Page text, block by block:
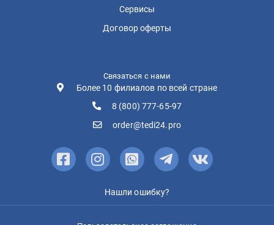
Сервисы
Договор оферты
Связаться с нами
Более 10 филиалов по всей стране
8 (800) 777-65-97
order@tedi24.pro
Нашли ошибку?